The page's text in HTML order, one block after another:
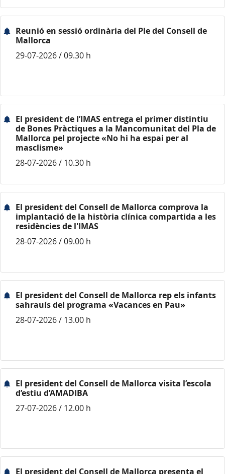
Reunió en sessió ordinària del Ple del Consell de
Mallorca
29-07-2026 / 09.30 h
El president de l’IMAS entrega el primer distintiu
de Bones Pràctiques a la Mancomunitat del Pla de
Mallorca pel projecte «No hi ha espai per al
masclisme»
28-07-2026 / 10.30 h
El president del Consell de Mallorca comprova la
implantació de la història clínica compartida a les
residències de l'IMAS
28-07-2026 / 09.00 h
El president del Consell de Mallorca rep els infants
sahrauís del programa «Vacances en Pau»
28-07-2026 / 13.00 h
El president del Consell de Mallorca visita l’escola
d’estiu d’AMADIBA
27-07-2026 / 12.00 h
El president del Consell de Mallorca presenta el